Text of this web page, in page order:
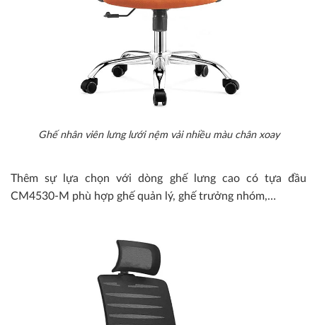
Ghế nhân viên lưng lưới nệm vải nhiều màu chân xoay
Thêm sự lựa chọn với dòng ghế lưng cao có tựa đầu
CM4530-M phù hợp ghế quản lý, ghế trưởng nhóm,…